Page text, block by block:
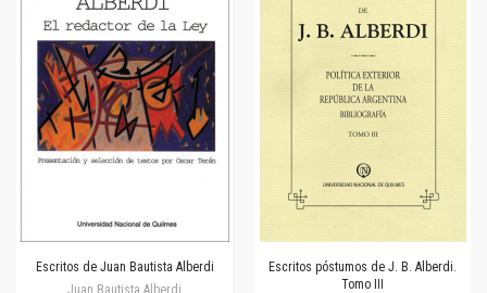
Escritos de Juan Bautista Alberdi
Juan Bautista Alberdi
Escritos póstumos de J. B. Alberdi.
Tomo III